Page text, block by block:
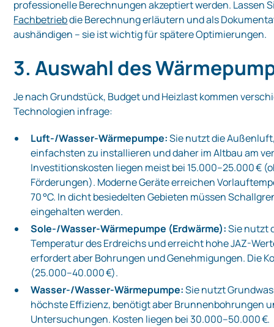
professionelle Berechnungen akzeptiert werden. Lassen
Fachbetriebdie Berechnung erläutern und als
aushändigen – sie ist wichtig für spätere Optimierungen.
3. Auswahl des
Je nach Grundstück, Budget und Heizlast kommen
Technologien infrage:
Luft‑/Wasser‑Wärmepumpe:Sie nutzt die
einfachsten zu installieren und daher im Altbau am
Investitionskosten liegen meist bei 15.000–25.000 €
Förderungen). Moderne Geräte erreichen
70 °C. In dicht besiedelten Gebieten müssen
eingehalten werden.
Sole‑/Wasser‑Wärmepumpe (Erdwärme):Sie nutzt
Temperatur des Erdreichs und erreicht hohe JAZ-
erfordert aber Bohrungen und Genehmigungen. Die
(25.000–40.000 €).
Wasser‑/Wasser‑Wärmepumpe:Sie nutzt
höchste Effizienz, benötigt aber Brunnenbohrungen
Untersuchungen. Kosten liegen bei 30.000–50.000 €.